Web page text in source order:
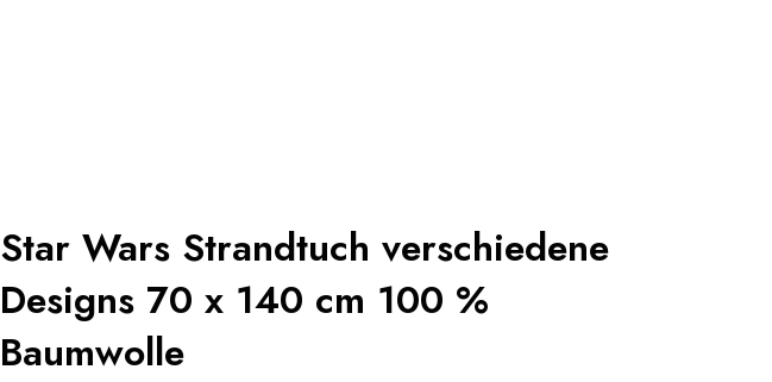
Star Wars Strandtuch verschiedene
Designs 70 x 140 cm 100 %
Baumwolle